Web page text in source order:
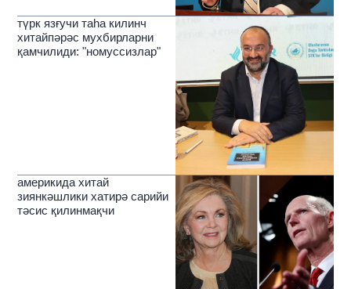
түрк язғучи таһа килинч
хитайпәрәс мухбирларни
қамчилиди: "номуссизлар"
америкида хитай
зиянкәшлики хатирә сарийи
тәсис қилинмақчи